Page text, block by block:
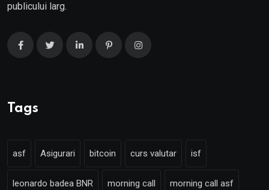
publicului larg.
Tags
asf Asigurari bitcoin curs valutar isf
leonardo badea BNR morning call morning call asf